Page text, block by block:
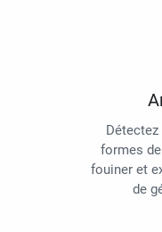
formes
fouiner et
de